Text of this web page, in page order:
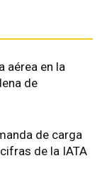
aérea en la
de
de carga
de la IATA